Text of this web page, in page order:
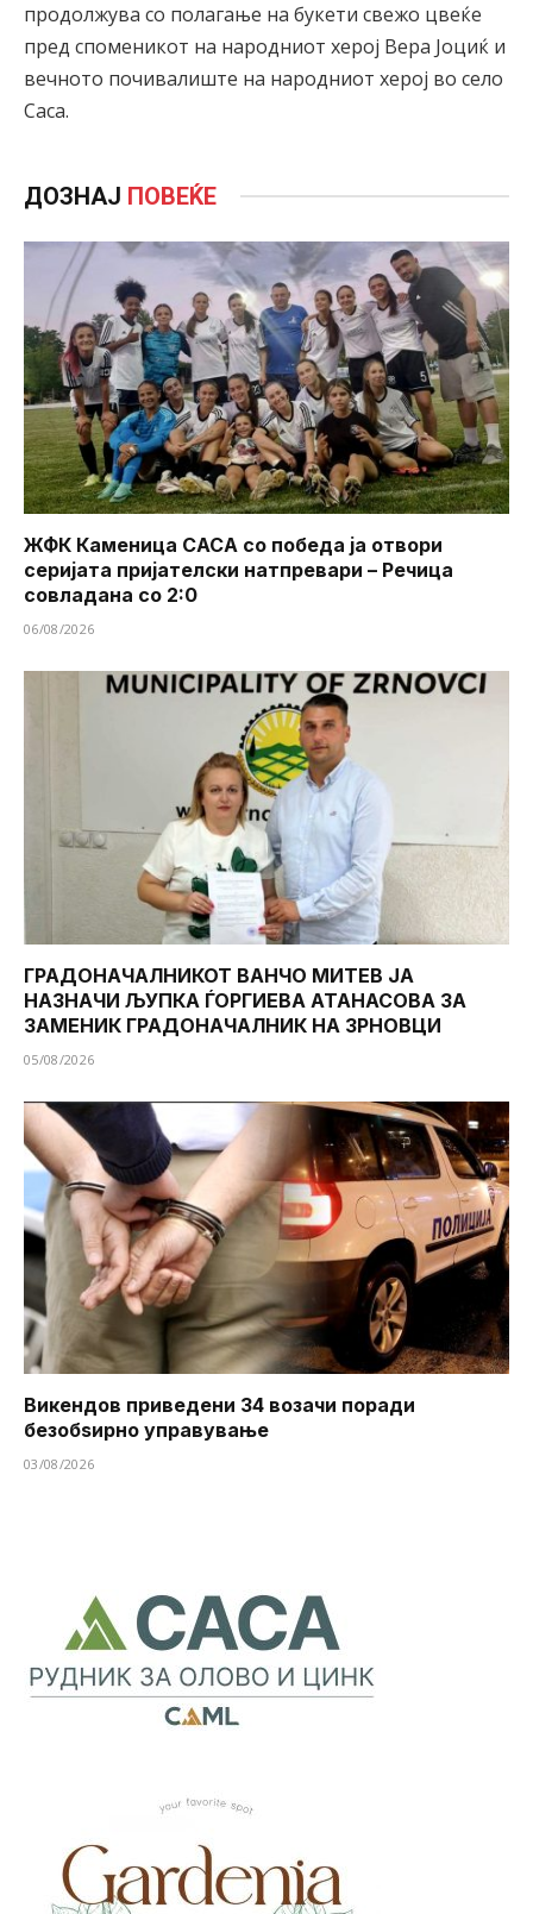
продолжува со полагање на букети свежо цвеќе
пред споменикот на народниот херој Вера Јоциќ и
вечното почивалиште на народниот херој во село
Саса.
ДОЗНАЈ ПОВЕЌЕ
ЖФК Каменица САСА со победа ја отвори
серијата пријателски натпревари – Речица
совладана со 2:0
06/08/2026
ГРАДОНАЧАЛНИКОТ ВАНЧО МИТЕВ ЈА
НАЗНАЧИ ЉУПКА ЃОРГИЕВА АТАНАСОВА ЗА
ЗАМЕНИК ГРАДОНАЧАЛНИК НА ЗРНОВЦИ
05/08/2026
Викендов приведени 34 возачи поради
безобѕирно управување
03/08/2026